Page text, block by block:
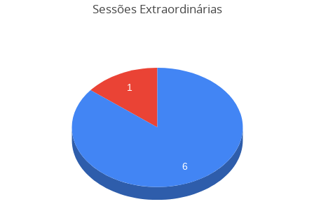
Sessões Extraordinárias